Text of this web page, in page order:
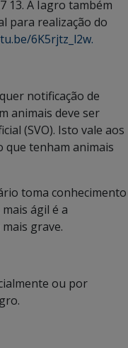
13. A Iagro também
para realização do
6K5rjtz_l2w.
notificação de
animais deve ser
(SVO). Isto vale aos
que tenham animais
toma conhecimento
ágil é a
grave.
ou por